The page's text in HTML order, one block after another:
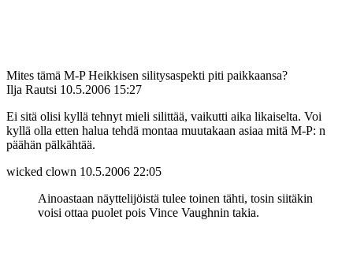
Mites tämä M-P Heikkisen silitysaspekti piti paikkaansa?
Ilja Rautsi 10.5.2006 15:27
Ei sitä olisi kyllä tehnyt mieli silittää, vaikutti aika likaiselta. Voi
kyllä olla etten halua tehdä montaa muutakaan asiaa mitä M-P: n
päähän pälkähtää.
wicked clown 10.5.2006 22:05
Ainoastaan näyttelijöistä tulee toinen tähti, tosin siitäkin
voisi ottaa puolet pois Vince Vaughnin takia.